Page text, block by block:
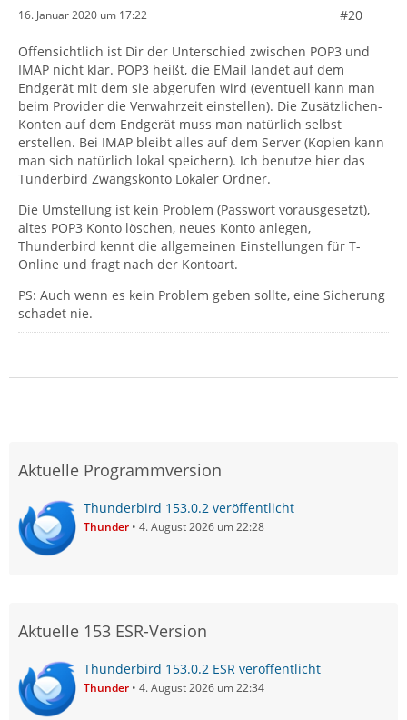
16. Januar 2020 um 17:22 #20
Offensichtlich ist Dir der Unterschied zwischen POP3 und
IMAP nicht klar. POP3 heißt, die EMail landet auf dem
Endgerät mit dem sie abgerufen wird (eventuell kann man
beim Provider die Verwahrzeit einstellen). Die Zusätzlichen-
Konten auf dem Endgerät muss man natürlich selbst
erstellen. Bei IMAP bleibt alles auf dem Server (Kopien kann
man sich natürlich lokal speichern). Ich benutze hier das
Tunderbird Zwangskonto Lokaler Ordner.
Die Umstellung ist kein Problem (Passwort vorausgesetzt),
altes POP3 Konto löschen, neues Konto anlegen,
Thunderbird kennt die allgemeinen Einstellungen für T-
Online und fragt nach der Kontoart.
PS: Auch wenn es kein Problem geben sollte, eine Sicherung
schadet nie.
Aktuelle Programmversion
Thunderbird 153.0.2 veröffentlicht
Thunder 4. August 2026 um 22:28
Aktuelle 153 ESR-Version
Thunderbird 153.0.2 ESR veröffentlicht
Thunder 4. August 2026 um 22:34